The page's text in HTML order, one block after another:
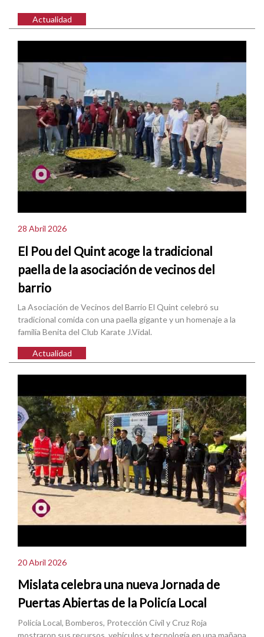
Actualidad
28 Abril 2026
El Pou del Quint acoge la tradicional
paella de la asociación de vecinos del
barrio
La Asociación de Vecinos del Barrio El Quint celebró su
tradicional comida con una paella gigante y un homenaje a la
familia Benita del Club Karate J.Vidal.
Actualidad
20 Abril 2026
Mislata celebra una nueva Jornada de
Puertas Abiertas de la Policía Local
Policía Local, Bomberos, Protección Civil y Cruz Roja